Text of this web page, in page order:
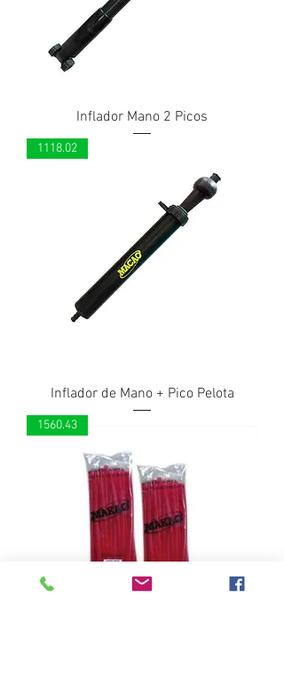
Inflador Mano 2 Picos
1118.02
Inflador de Mano + Pico Pelota
1560.43